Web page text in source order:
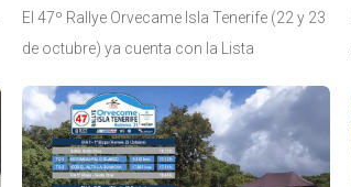
El 47º Rallye Orvecame Isla Tenerife (22 y 23
de octubre) ya cuenta con la Lista
prueba. Cuando restan apenas 15 días para
la